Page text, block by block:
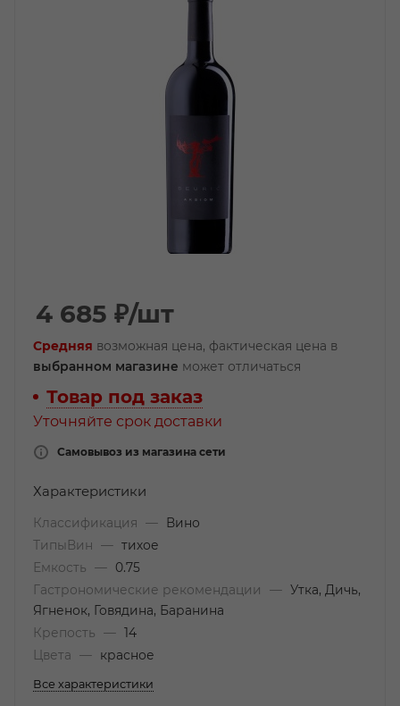
4 685 ₽/шт
Средняя возможная цена, фактическая цена в
выбранном магазине может отличаться
Товар под заказ
Уточняйте срок доставки
Самовывоз из магазина сети
Характеристики
Классификация —
Вино
ТипыВин
— тихое
Емкость
—
0.75
Гастрономические рекомендации
— Утка, Дичь,
Ягненок, Говядина, Баранина
Крепость
— 14
Цвета
— красное
Все характеристики